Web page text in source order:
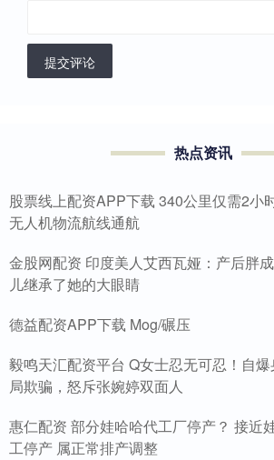
提交评论
热点资讯
股票线上配资APP下载 340公里仅需2小
无人机物流航线通航
金股网配资 印度美人艾西瓦娅：产后胖
儿继承了她的大眼睛
德益配资APP下载 Mog/碾压
毅鸣天汇配资平台 Q女士忍无可忍！自
局欺骗，怒斥张婉婷双面人
惠仁配资 部分娃哈哈代工厂停产？ 接近
工停产 属正常排产调整